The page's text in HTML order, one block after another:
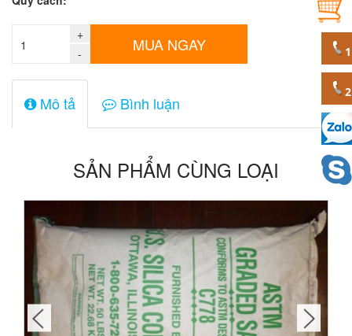
đ
sản
phẩm
+
-
MUA NGAY
Mô tả Bình luận
SẢN PHẨM CÙNG LOẠI